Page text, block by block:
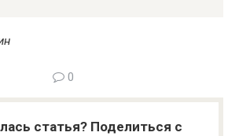
0
статья? Поделиться с